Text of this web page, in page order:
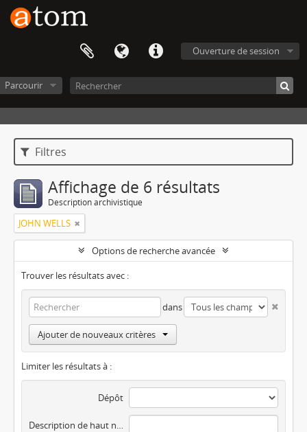
Ouverture de session
Parcourir
Filtres
Affichage de 6 résultats
Description archivistique
JOHN WELLS
Options de recherche avancée
Trouver les résultats avec :
dans
Ajouter de nouveaux critères
Limiter les résultats à :
Dépôt
Description de haut niveau